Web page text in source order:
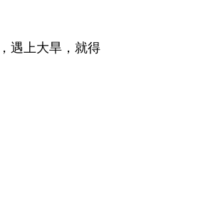
遇上大旱，就得